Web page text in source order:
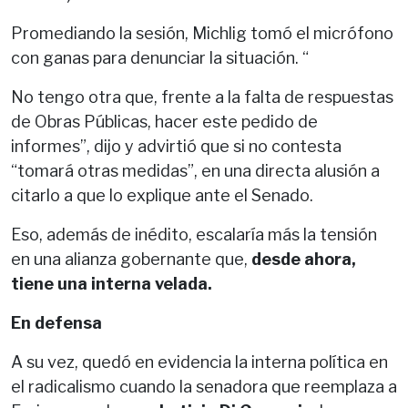
Promediando la sesión, Michlig tomó el micrófono
con ganas para denunciar la situación. “
No tengo otra que, frente a la falta de respuestas
de Obras Públicas, hacer este pedido de
informes”, dijo y advirtió que si no contesta
“tomará otras medidas”, en una directa alusión a
citarlo a que lo explique ante el Senado.
Eso, además de inédito, escalaría más la tensión
en una alianza gobernante que, desde ahora,
tiene una interna velada.
En defensa
A su vez, quedó en evidencia la interna política en
el radicalismo cuando la senadora que reemplaza a